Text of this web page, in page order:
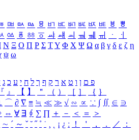
ㅮ ㅯ ㅰ ㅱ ㅲ ㅳ ㅴ ㅵ ㅶ ㅷ ㅸ
ㅹ
ㆃ ㆄ ㆅ ㆆ ㆇ ㆈ ㆉ ㆊ ㆋ ㆌ ㆍ
ㆎ
Ν Ξ Ο Π Ρ Σ ΤΥ Φ Χ Ψ Ω α β γ δ ε ζ η
ψ ω
פ ם ן ו ט א ר ק ף ך ל ח י ע כ ג
『 』 【 】 ＂ （ ） ［ ］ ｛ ｝
⌒ ∂ ∇ ≡ ≒ ≪ ≫ √ ∽ ∝ ∵ ∫ ∬ ∈ ∋
⇔ ∀ ∃ ∮ ∑ ∏ ＋ － ＜ ＝
＞
∼ ´ ～ ˇ ˘ ˝ ˚ ˙ ¸ ¡ ¿ ː ！ ＇ ， ． ／
：